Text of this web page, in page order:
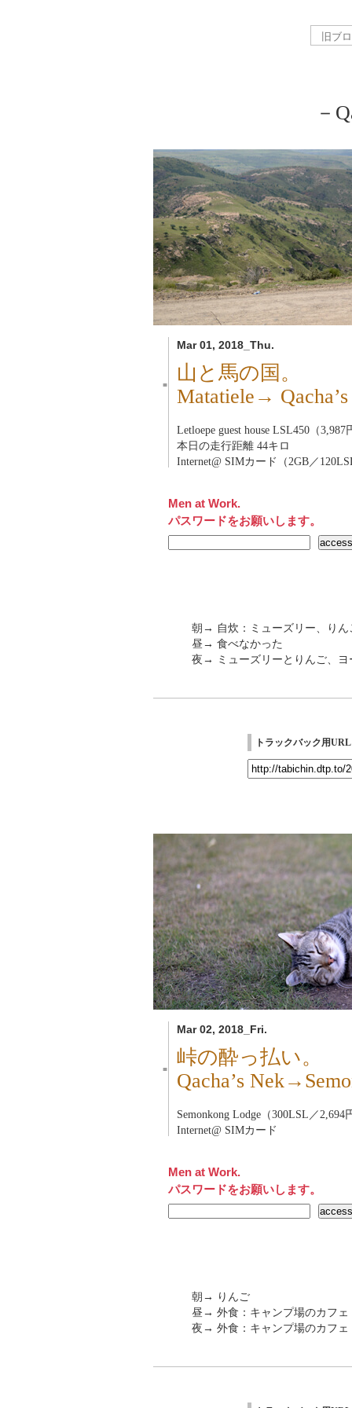
－
Mar 01, 2018_Thu.
■
山と馬の国。
Matatiele→
Letloepe guest house LSL450（3,987
本日の走行距離 44キロ
Internet@ SIMカード（2GB／
Men at Work.
パスワードをお願いします。
朝→ 自炊：ミューズリー、りん
昼→ 食べなかった
夜→ ミューズリーとりんご、ヨ
トラックバック用URL
Mar 02, 2018_Fri.
■
峠の酔っ払い。
Qacha’s
Semonkong Lodge（300LSL／2,694
Internet@ SIMカード
Men at Work.
パスワードをお願いします。
朝→ りんご
昼→ 外食：キャンプ場のカフェ
夜→ 外食：キャンプ場のカフェ